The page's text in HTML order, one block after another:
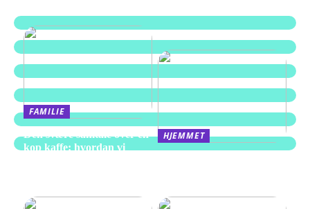
FAMILIE
Den svære samtale over en
kop kaffe: hvordan vi
HJEMMET